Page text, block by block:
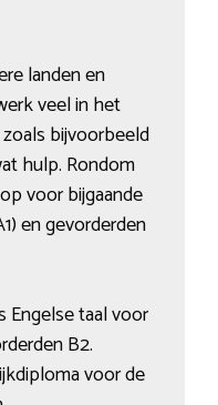
landen en
veel in het
bijvoorbeeld
hulp. Rondom
voor bijgaande
en gevorderden
Engelse taal voor
B2.
voor de